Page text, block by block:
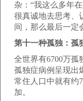
杂：“我这么多年
很真诚地去思考、
间，那么最后一定
第十一种孤独：孤
全世界有6700万孤
孤独症病例呈现出
常住人口中就有约
加。